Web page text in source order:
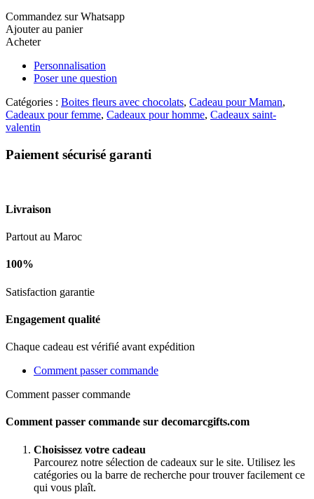
Commandez sur Whatsapp
Ajouter au panier
Acheter
Personnalisation
Poser une question
Catégories : Boites fleurs avec chocolats, Cadeau pour Maman,
Cadeaux pour femme, Cadeaux pour homme, Cadeaux saint-
valentin
Paiement sécurisé garanti
Livraison
Partout au Maroc
100%
Satisfaction garantie
Engagement qualité
Chaque cadeau est vérifié avant expédition
Comment passer commande
Comment passer commande
Comment passer commande sur decomarcgifts.com
Choisissez votre cadeau
Parcourez notre sélection de cadeaux sur le site. Utilisez les
catégories ou la barre de recherche pour trouver facilement ce
qui vous plaît.